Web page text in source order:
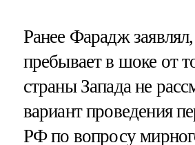
Ранее Фарадж
пребывает в шоке от
страны Запада не
вариант проведения
РФ по вопросу